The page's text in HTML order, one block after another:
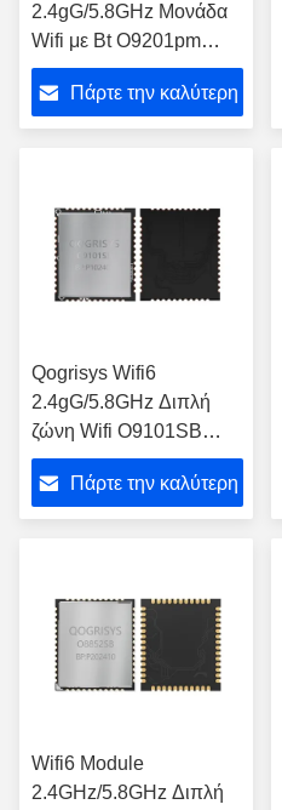
2.4gG/5.8GHz Μονάδα
Wifi με Bt O9201pm
Wifi6 PCIe M.2 Μεγάλη
ταχύτητα 1200mbps 2t2r
Μονάδα Wifi
Πάρτε την καλύτερη
Qogrisys Wifi6
2.4gG/5.8GHz Διπλή
ζώνη Wifi O9101SB
1T1R Μεγάλη ταχύτητα
600mbps με Bt 1t1r Wifi
Module
Πάρτε την καλύτερη
Wifi6 Module
2.4GHz/5.8GHz Διπλή